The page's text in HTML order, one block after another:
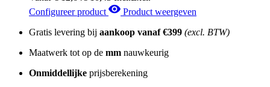
Configureer product
Product weergeven
Gratis levering bij aankoop vanaf €399 (excl. BTW)
Maatwerk tot op de mm nauwkeurig
Onmiddellijke prijsberekening